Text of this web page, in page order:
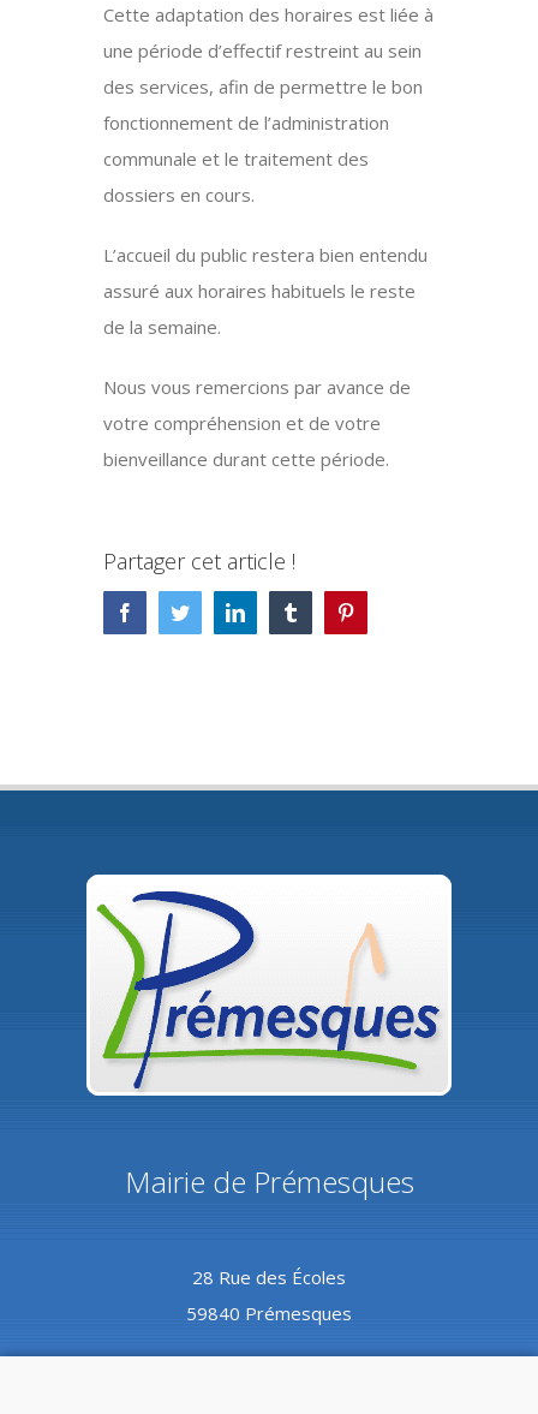
Cette adaptation des horaires est liée à
une période d’effectif restreint au sein
des services, afin de permettre le bon
fonctionnement de l’administration
communale et le traitement des
dossiers en cours.
L’accueil du public restera bien entendu
assuré aux horaires habituels le reste
de la semaine.
Nous vous remercions par avance de
votre compréhension et de votre
bienveillance durant cette période.
Partager cet article !
FacebookTwitterLinkedIn Tumblr
Mairie de Prémesques
28 Rue des Écoles
59840 Prémesques